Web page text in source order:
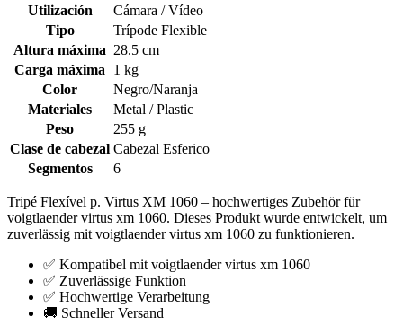
Utilización
Cámara / Vídeo
Tipo
Trípode Flexible
Altura máxima 28.5 cm
Carga máxima
1 kg
Color
Negro/Naranja
Materiales
Metal / Plastic
Peso
255 g
Clase de cabezal Cabezal Esferico
Segmentos
6
Tripé Flexível p. Virtus XM 1060 – hochwertiges Zubehör für
voigtlaender virtus xm 1060. Dieses Produkt wurde entwickelt, um
zuverlässig mit voigtlaender virtus xm 1060 zu funktionieren.
✅ Kompatibel mit voigtlaender virtus xm 1060
✅ Zuverlässige Funktion
✅ Hochwertige Verarbeitung
🚚 Schneller Versand